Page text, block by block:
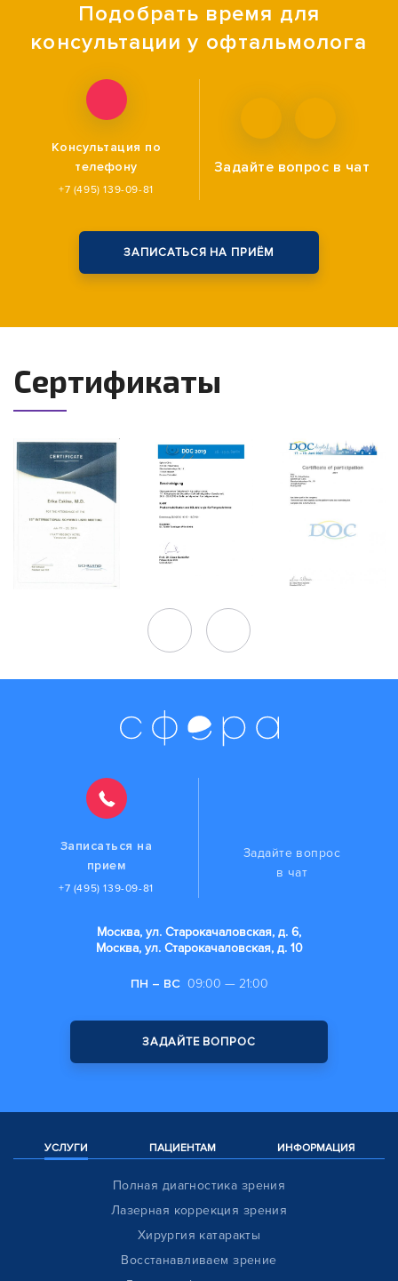
Подобрать время для
консультации у офтальмолога
Консультация по
телефону
+7 (495) 139-09-81
Задайте вопрос в чат
ЗАПИСАТЬСЯ НА ПРИЁМ
Сертификаты
Записаться на
прием
+7 (495) 139-09-81
Задайте вопрос
в чат
Москва, ул. Старокачаловская, д. 6,
Москва, ул. Старокачаловская, д. 10
ПН – ВС 09:00 — 21:00
ЗАДАЙТЕ ВОПРОС
УСЛУГИ ПАЦИЕНТАМ ИНФОРМАЦИЯ
Полная диагностика зрения
Лазерная коррекция зрения
Хирургия катаракты
Восстанавливаем зрение